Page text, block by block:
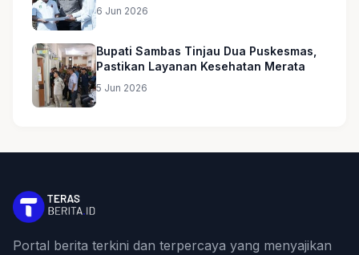
6 Jun 2026
Bupati Sambas Tinjau Dua Puskesmas,
Pastikan Layanan Kesehatan Merata
5 Jun 2026
Portal berita terkini dan terpercaya yang menyajikan